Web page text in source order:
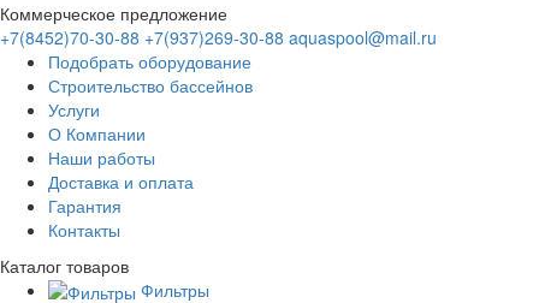
Коммерческое предложение
+7(8452)70-30-88 +7(937)269-30-88 aquaspool@mail.ru
Подобрать оборудование
Строительство бассейнов
Услуги
О Компании
Наши работы
Доставка и оплата
Гарантия
Контакты
Каталог товаров
Фильтры